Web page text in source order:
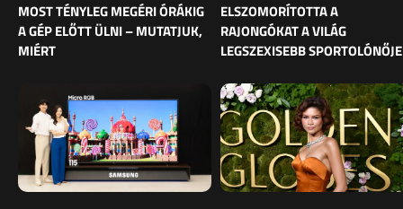
MOST TÉNYLEG MEGÉRI ÓRÁKIG
A GÉP ELŐTT ÜLNI – MUTATJUK,
MIÉRT
ELSZOMORÍTOTTA A
RAJONGÓKAT A VILÁG
LEGSZEXISEBB SPORTOLÓNŐJE